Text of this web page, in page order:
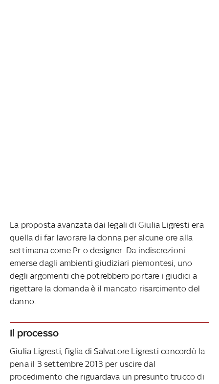
La proposta avanzata dai legali di Giulia Ligresti era
quella di far lavorare la donna per alcune ore alla
settimana come Pr o designer. Da indiscrezioni
emerse dagli ambienti giudiziari piemontesi, uno
degli argomenti che potrebbero portare i giudici a
rigettare la domanda è il mancato risarcimento del
danno.
Il processo
Giulia Ligresti, figlia di Salvatore Ligresti concordò la
pena il 3 settembre 2013 per uscire dal
procedimento che riguardava un presunto trucco di